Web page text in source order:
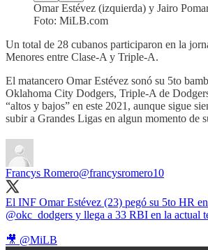
Omar Estévez (izquierda) y Jairo
Foto: MiLB.com
Un total de 28 cubanos participaron en la
Menores entre Clase-A y Triple-A.
El matancero Omar Estévez sonó su 5to
Oklahoma City Dodgers, Triple-A de
“altos y bajos” en este 2021, aunque sigue
subir a Grandes Ligas en algun momento de
Francys Romero@francysromero10
El INF Omar Estévez (23) pegó su 5to HR
@okc_dodgers y llega a 33 RBI en la actual
🎥 @MiLB